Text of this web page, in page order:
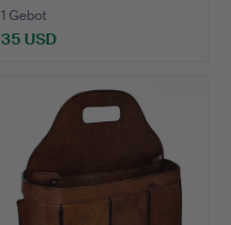
1 Gebot
35 USD